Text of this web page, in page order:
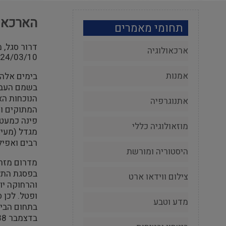
תחומי מאמרים
ארכאולוגיה
אמנות
אתנוגרפיה
מוזאולוגיה כללי
היסטוריה ומורשת
צילום ווידאו ארט
מדע וטבע
דרור
24/03/10
בימים
בשמם
הנוכחות
המתוקים
פינה
מגדל
רבים
מדרום
והרחוקה
ופטל.
בתחום